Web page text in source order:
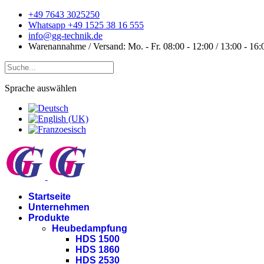
+49 7643 3025250
Whatsapp +49 1525 38 16 555
info@gg-technik.de
Warenannahme / Versand: Mo. - Fr. 08:00 - 12:00 / 13:00 -
Sprache auswählen
Startseite
Unternehmen
Produkte
Heubedampfung
HDS 1500
HDS 1860
HDS 2530